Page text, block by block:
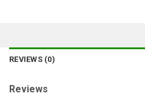
REVIEWS (0)
Reviews